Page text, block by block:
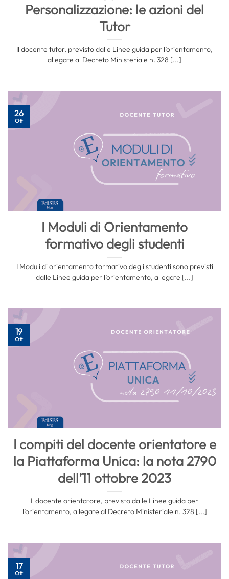
Personalizzazione: le azioni del
Tutor
Il docente tutor, previsto dalle Linee guida per l’orientamento,
allegate al Decreto Ministeriale n. 328 [...]
I Moduli di Orientamento
formativo degli studenti
I Moduli di orientamento formativo degli studenti sono previsti
dalle Linee guida per l’orientamento, allegate [...]
26
Ott
I compiti del docente orientatore e
la Piattaforma Unica: la nota 2790
dell’11 ottobre 2023
Il docente orientatore, previsto dalle Linee guida per
l’orientamento, allegate al Decreto Ministeriale n. 328 [...]
19
Ott
17
Ott